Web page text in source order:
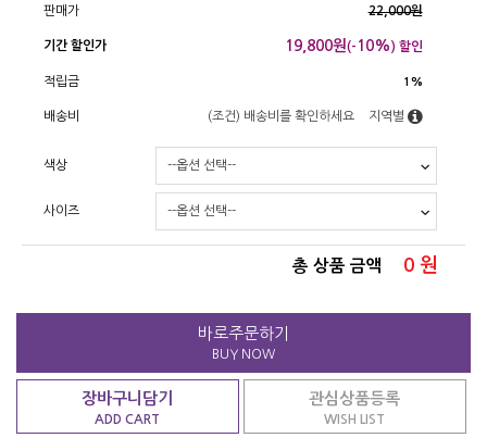
판매가 22,000원
기간 할인가 19,800원(- 10%) 할인
적립금 1%
배송비 (조건) 배송비를 확인하세요 지역별
색상
사이즈
총 상품 금액 0 원
바로주문하기
BUY NOW
장바구니담기
ADD CART
관심상품등록
WISH LIST